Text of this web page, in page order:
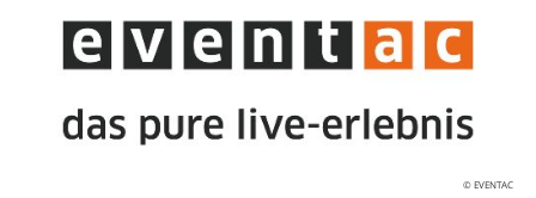
© EVENTAC